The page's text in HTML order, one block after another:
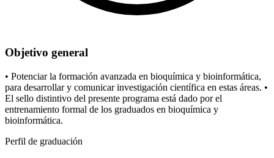
Objetivo general
• Potenciar la formación avanzada en bioquímica y bioinformática,
para desarrollar y comunicar investigación científica en estas áreas. •
El sello distintivo del presente programa está dado por el
entrenamiento formal de los graduados en bioquímica y
bioinformática.
Perfil de graduación